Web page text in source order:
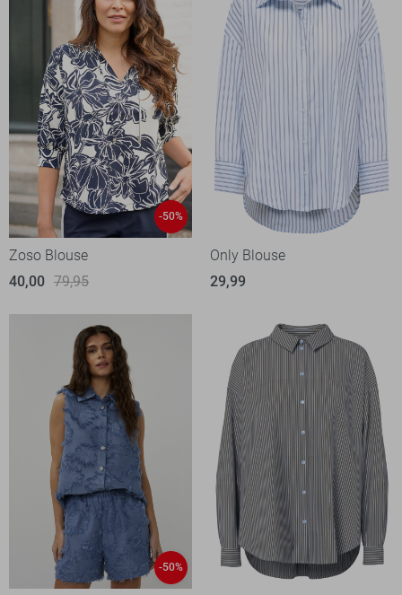
-50%
Zoso Blouse
40,00 79,95
Only Blouse
29,99
-50%